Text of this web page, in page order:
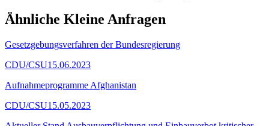
Ähnliche Kleine Anfragen
Gesetzgebungsverfahren der Bundesregierung
CDU/CSU15.06.2023
Aufnahmeprogramme Afghanistan
CDU/CSU15.05.2023